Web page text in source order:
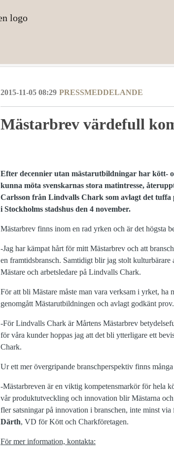
2015-11-05 08:29 PRESSMEDDELANDE
Mästarbrev värdefull
Efter decennier utan mästarutbildningar har kött-
kunna möta svenskarnas stora matintresse,
Carlsson från Lindvalls Chark som avlagt det
i Stockholms stadshus den 4 november.
Mästarbrev finns inom en rad yrken och är det högsta
-Jag har kämpat hårt för mitt Mästarbrev och att
en framtidsbransch. Samtidigt blir jag stolt
Mästare och arbetsledare på Lindvalls Chark.
För att bli Mästare måste man vara verksam i yrket, ha
genomgått Mästarutbildningen och avlagt godkänt prov.
-För Lindvalls Chark är Mårtens Mästarbrev
för våra kunder hoppas jag att det bli ytterligare ett
Chark.
Ur ett mer övergripande branschperspektiv finns
-Mästarbreven är en viktig kompetensmarkör för hela
vår produktutveckling och innovation blir Mästarna
fler satsningar på innovation i branschen, inte minst
Därth, VD för Kött och Charkföretagen.
För mer information, kontakta: